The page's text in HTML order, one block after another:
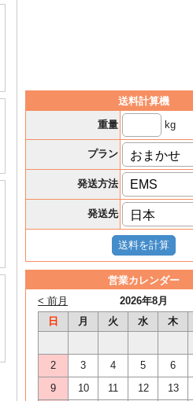
送料計算機
重量
kg
プラン
発送方法
発送先
営業カレンダー
2026年8月
< 前月
日
月 火 水 木
2
3 4 5 6
9
10 11 12 13